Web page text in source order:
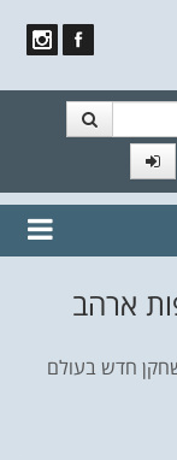
נשמח
ארהב
חדש בעולם